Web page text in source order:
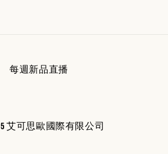
每週新品直播
艾可思歐國際有限公司